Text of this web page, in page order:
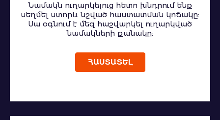
Նամակն ուղարկելուց հետո խնդրում ենք
սեղմել ստորև նշված հաստատման կոճակը:
Սա օգնում է մեզ հաշվարկել ուղարկված
նամակների քանակը:
ՀԱՍՏԱՏԵԼ